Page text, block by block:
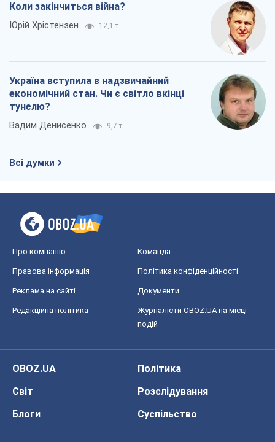
Коли закінчиться війна?
Юрій Хрістензен 12,1 т.
Україна вступила в надзвичайний
економічний стан. Чи є світло вкінці
тунелю?
Вадим Денисенко 9,7 т.
Всі думки
Про компанію Команда
Правова інформація Політика конфіденційності
Реклама на сайті Документи
Редакційна політика
Журналісти OBOZ.UA на місці
подій
OBOZ.UA
Політика
Світ
Розслідування
Блоги
Суспільство